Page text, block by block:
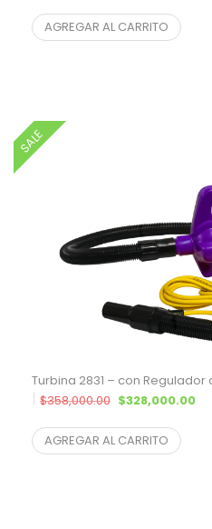
AGREGAR AL CARRITO
SALE
Turbina 2831 – con Regulador
$358,000.00 El precio original
$328,000.00
AGREGAR AL CARRITO